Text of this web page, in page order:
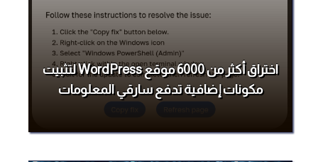
اختراق أكثر من 6000 موقع WordPress لتثبيت
مكونات إضافية تدفع سارقي المعلومات